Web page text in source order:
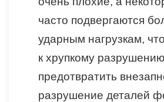
часто подвергаются
ударным нагрузкам,
к хрупкому
предотвратить
разрушение деталей